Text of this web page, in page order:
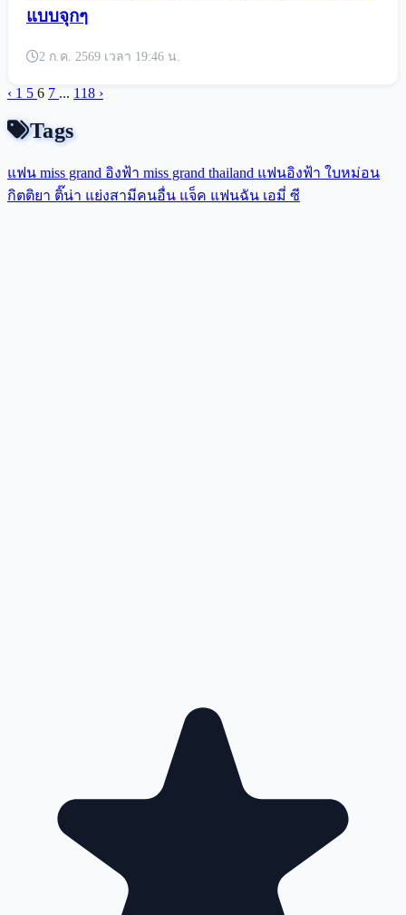
แบบจุกๆ
2 ก.ค. 2569 เวลา 19:46 น.
‹ 1 5 6 7 ... 118 ›
Tags
แฟน miss grand อิงฟ้า miss grand thailand แฟนอิงฟ้า ใบหม่อน
กิตติยา ติ๊น่า แย่งสามีคนอื่น แจ็ค แฟนฉัน เอมี่ ซี